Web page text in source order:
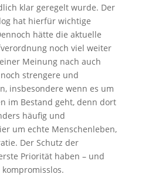
klar geregelt wurde. Der
hat hierfür wichtige
hätte die aktuelle
noch viel weiter
Meinung nach auch
strengere und
insbesondere wenn es um
im Bestand geht, denn dort
häufig und
um echte Menschenleben,
Der Schutz der
Priorität haben – und